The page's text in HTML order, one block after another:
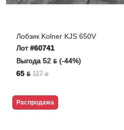
Лобзик Kolner KJS 650V
Лот#60741
Выгода 52 ƃ (-44%)
65 ƃ 117 ƃ
Распродажа